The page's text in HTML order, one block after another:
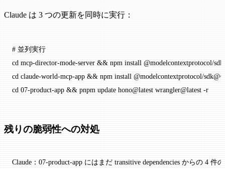
Claude は 3 つの更新を同時に実行：
# 並列実行
cd mcp-director-mode-server && npm install @modelcontextprotocol/
cd claude-world-mcp-app && npm install @modelcontextprotocol/
cd 07-product-app && pnpm update hono@latest wrangler@latest -r
残りの脆弱性への対処
Claude：07-product-app にはまだ transitive dependencies からの 4 件